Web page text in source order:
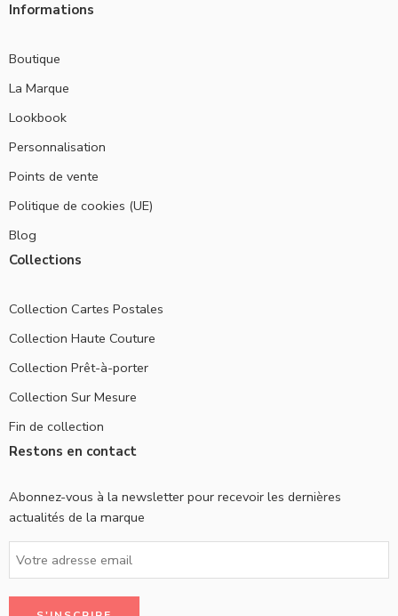
Informations
Boutique
La Marque
Lookbook
Personnalisation
Points de vente
Politique de cookies (UE)
Blog
Collections
Collection Cartes Postales
Collection Haute Couture
Collection Prêt-à-porter
Collection Sur Mesure
Fin de collection
Restons en contact
Abonnez-vous à la newsletter pour recevoir les dernières
actualités de la marque